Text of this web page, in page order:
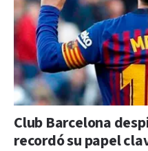
Club Barcelona
recordó su papel